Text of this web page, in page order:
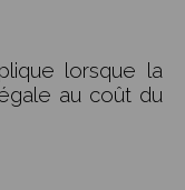
lorsque la
au coût du